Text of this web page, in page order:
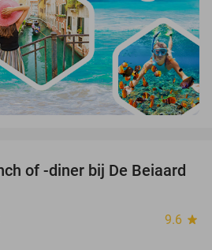
44%
of -diner bij De Beiaard
9.6 star